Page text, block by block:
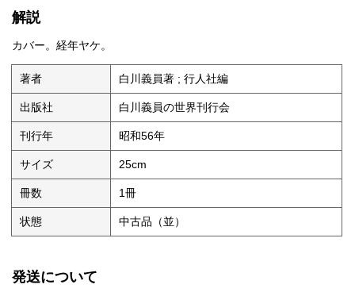
解説
カバー。経年ヤケ。
著者 白川義員著 ; 行人社編
出版社 白川義員の世界刊行会
刊行年 昭和56年
サイズ 25cm
冊数 1冊
状態 中古品（並）
発送について